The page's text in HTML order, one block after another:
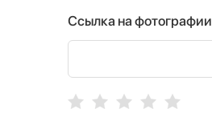
Ссылка на фотографии